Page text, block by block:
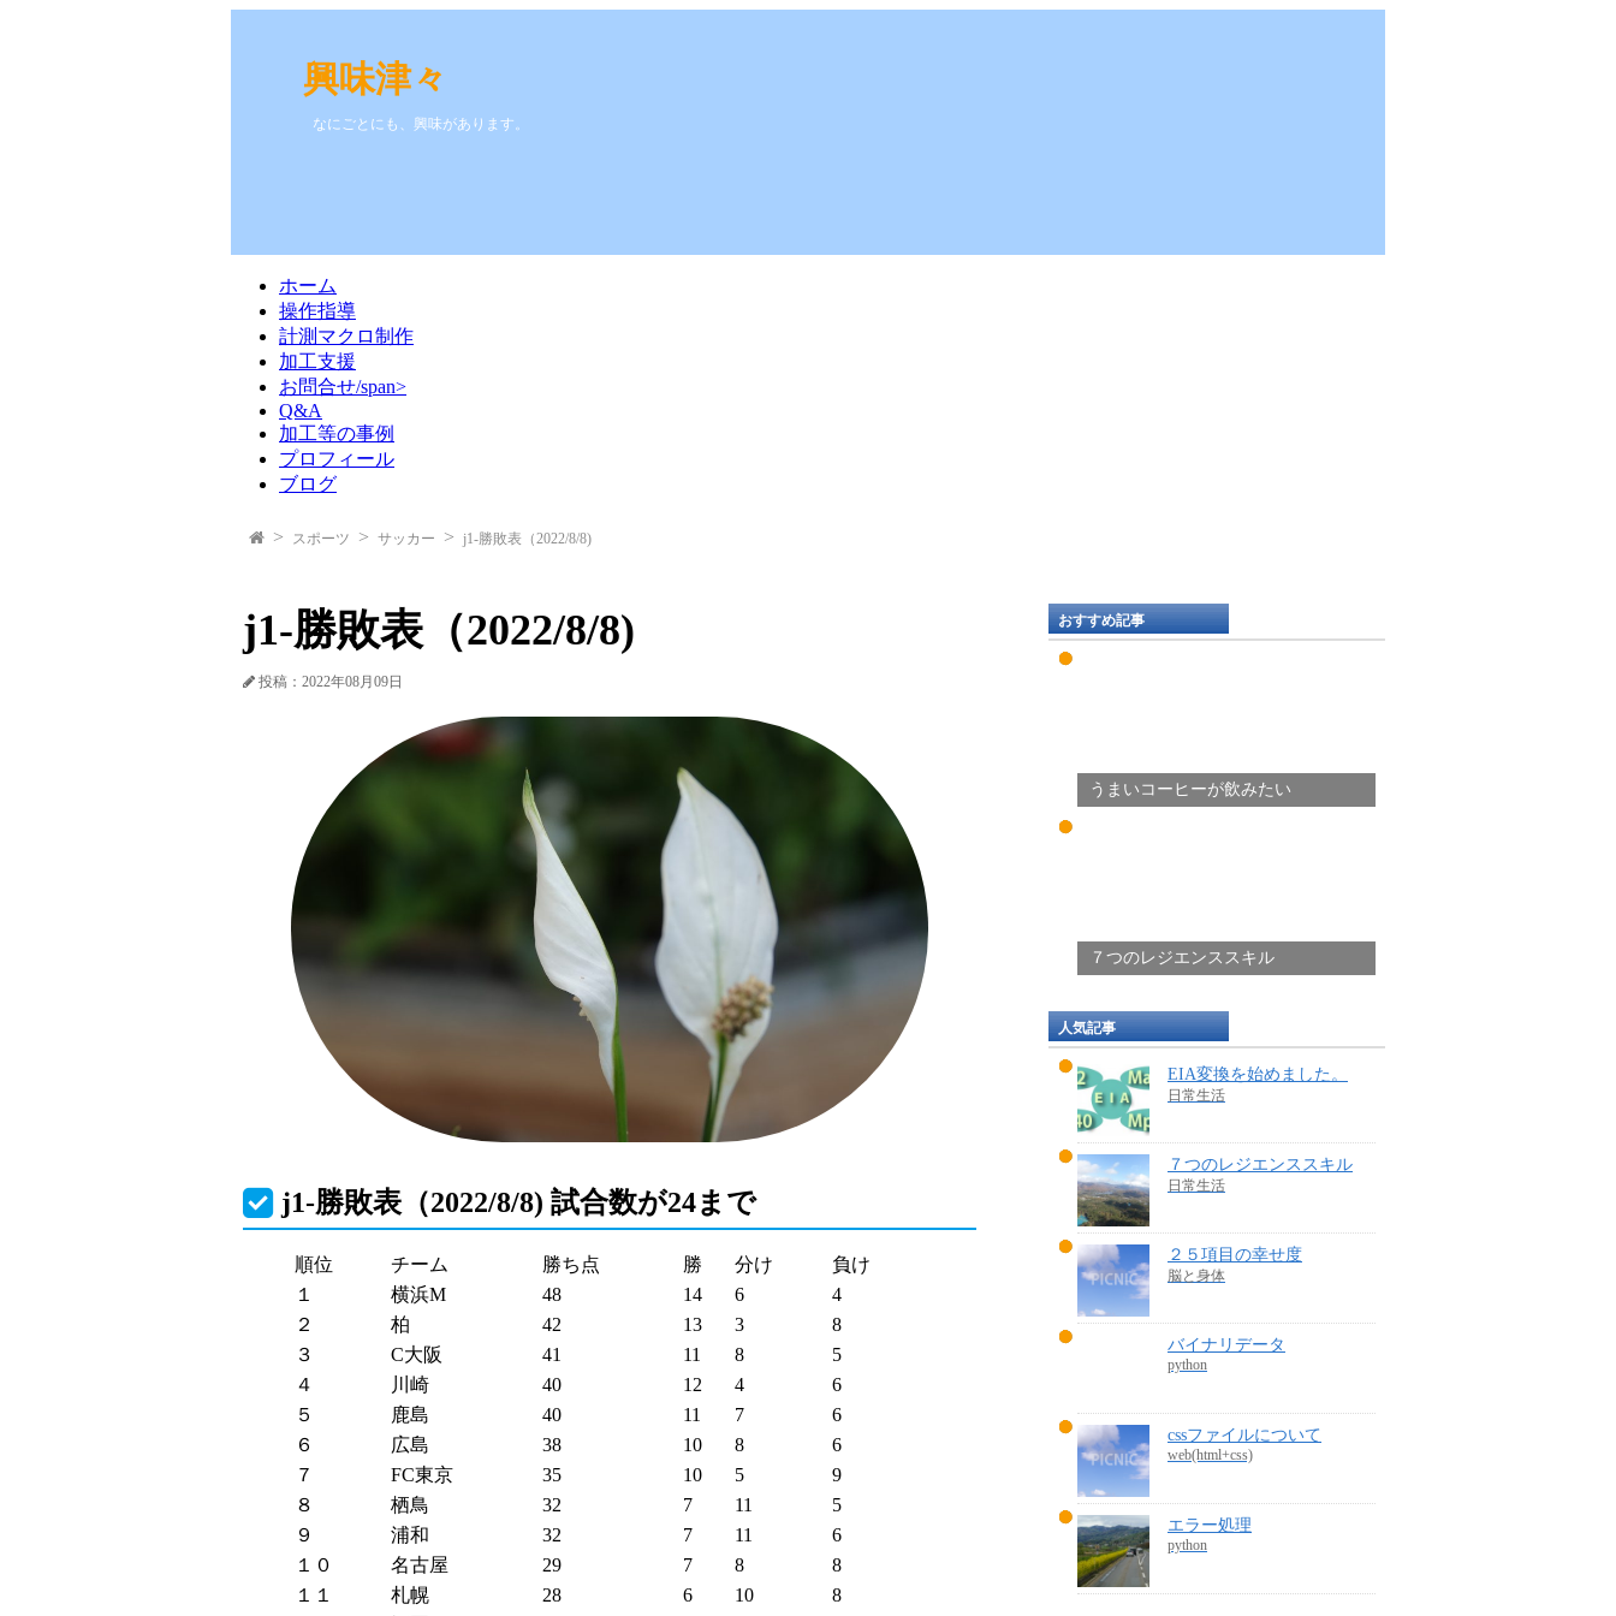
興味津々
なにごとにも、興味があります。
ホーム
操作指導
計測マクロ制作
加工支援
お問合せ/span>
Q&A
加工等の事例
プロフィール
ブログ
スポーツ サッカー j1-勝敗表（2022/8/8)
j1-勝敗表（2022/8/8)
投稿：2022年08月09日
j1-勝敗表（2022/8/8) 試合数が24まで
順位 チーム 勝ち点 勝 分け
負け
１
横浜M 48 14 6
4
２
柏 42 13 3
8
３
C大阪 41 11 8
5
４
川崎 40 12 4
6
５
鹿島 40 11 7
6
６
広島 38 10 8
6
７
FC東京 35 10 5
9
８
栖鳥 32 7 11
5
９
浦和 32 7 11
6
１０
名古屋 29 7 8
8
１１
札幌 28 6 10
8
おすすめ記事
うまいコーヒーが飲みたい
７つのレジエンススキル
人気記事
EIA変換を始めました。
日常生活
７つのレジエンススキル
日常生活
２５項目の幸せ度
脳と身体
バイナリデータ
python
cssファイルについて
web(html+css)
エラー処理
python